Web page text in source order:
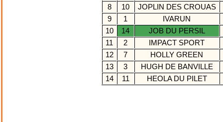
8
10
JOPLIN DES CROUAS
9
1
IVARUN
10
14
JOB DU PERSIL
11
2
IMPACT SPORT
12
7
HOLLY GREEN
13
3
HUGH DE BANVILLE
14
11 HEOLA DU PILET